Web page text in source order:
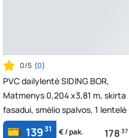
0/5 (0)
PVC dailylentė SIDING BOR,
Matmenys 0,204 x3,81 m, skirta
fasadui, smėlio spalvos, 1 lentelė
0,77724 m2
13931 € / pak. 178 37